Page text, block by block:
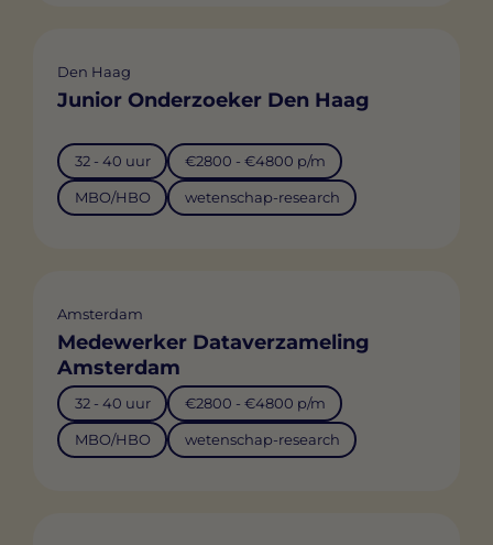
Den Haag
Junior Onderzoeker Den Haag
32 - 40 uur €2800 - €4800 p/m
MBO/HBO wetenschap-research
Amsterdam
Medewerker Dataverzameling
Amsterdam
32 - 40 uur €2800 - €4800 p/m
MBO/HBO wetenschap-research